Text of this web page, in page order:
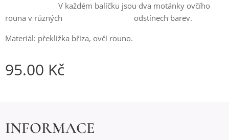
V každém balíčku jsou dva motánky ovčího
rouna v různých odstínech barev.
Materiál: překližka bříza, ovčí rouno.
95.00 Kč
INFORMACE